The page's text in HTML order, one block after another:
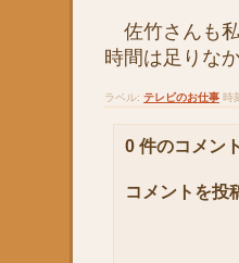
佐竹さんも
時間は足りな
ラベル: テレビのお仕事 時
0 件のコメン
コメントを投